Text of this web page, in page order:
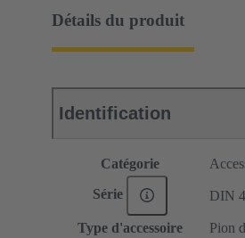
Détails du produit
Identification
Catégorie
Série DIN
Type d'accessoire
Pion